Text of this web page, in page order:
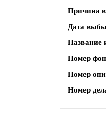
Причина
Дата
Название
Номер
Номер
Номер